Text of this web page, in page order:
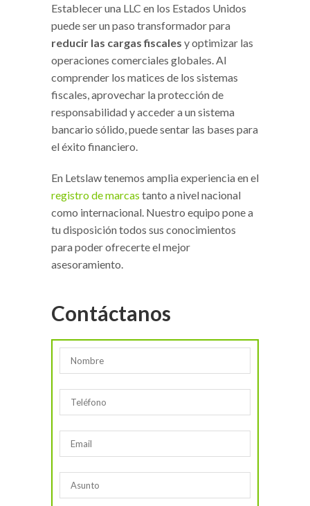
Establecer una LLC en los Estados Unidos
puede ser un paso transformador para
reducir las cargas fiscales y optimizar las
operaciones comerciales globales. Al
comprender los matices de los sistemas
fiscales, aprovechar la protección de
responsabilidad y acceder a un sistema
bancario sólido, puede sentar las bases para
el éxito financiero.
En Letslaw tenemos amplia experiencia en el
registro de marcas tanto a nivel nacional
como internacional. Nuestro equipo pone a
tu disposición todos sus conocimientos
para poder ofrecerte el mejor
asesoramiento.
Contáctanos